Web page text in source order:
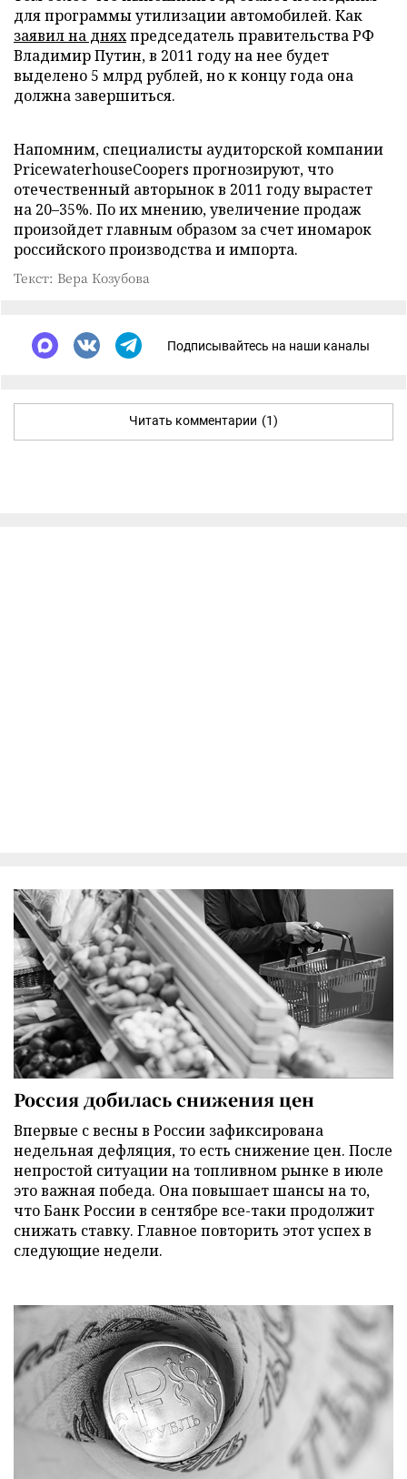
для программы утилизации автомобилей. Как
заявил на дняхпредседатель правительства РФ
Владимир Путин, в 2011 году на нее будет
выделено 5 млрд рублей, но к концу года она
должна завершиться.
Напомним, специалисты аудиторской компании
PricewaterhouseCoopers прогнозируют, что
отечественный авторынок в 2011 году вырастет
на 20–35%. По их мнению, увеличение продаж
произойдет главным образом за счет иномарок
российского производства и импорта.
Текст: Вера Козубова
Подписывайтесь на наши каналы
Читать комментарии (1)
Россия добилась снижения цен
Впервые с весны в России зафиксирована
недельная дефляция, то есть снижение цен. После
непростой ситуации на топливном рынке в июле
это важная победа. Она повышает шансы на то,
что Банк России в сентябре все-таки продолжит
снижать ставку. Главное повторить этот успех в
следующие недели.